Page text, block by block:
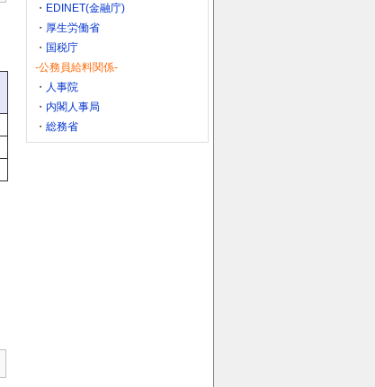
・ EDINET(金融庁)
・ 厚生労働省
・ 国税庁
-公務員給料関係-
・ 人事院
・ 内閣人事局
・ 総務省